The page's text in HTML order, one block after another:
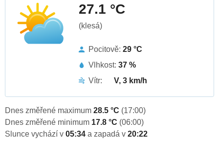
27.1 °C
(klesá)
Pocitově: 29 °C
Vlhkost: 37 %
Vítr:
V, 3 km/h
Dnes změřené maximum 28.5 °C (17:00)
Dnes změřené minimum 17.8 °C (06:00)
Slunce vychází v 05:34 a zapadá v 20:22